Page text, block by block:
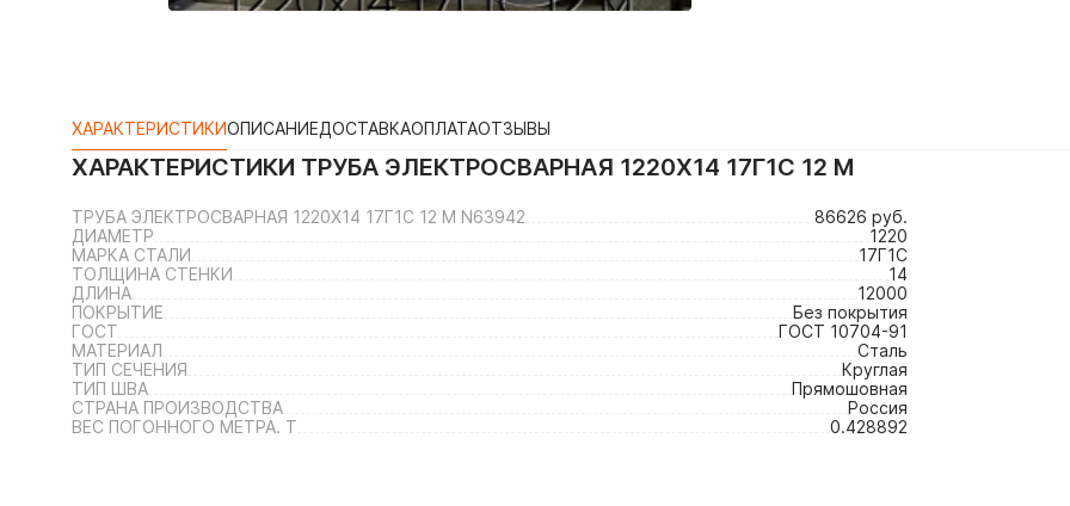
ХАРАКТЕРИСТИКИОПИСАНИЕДОСТАВКАОПЛАТАОТЗЫВЫ
ХАРАКТЕРИСТИКИ ТРУБА ЭЛЕКТРОСВАРНАЯ 1220Х14 17Г1С 12 М
ТРУБА ЭЛЕКТРОСВАРНАЯ 1220Х14 17Г1С 12 М N63942
86626 руб.
ДИАМЕТР
1220
МАРКА СТАЛИ
17Г1С
ТОЛЩИНА СТЕНКИ
14
ДЛИНА
12000
ПОКРЫТИЕ
Без покрытия
ГОСТ
ГОСТ 10704-91
МАТЕРИАЛ
Сталь
ТИП СЕЧЕНИЯ
Круглая
ТИП ШВА
Прямошовная
СТРАНА ПРОИЗВОДСТВА
Россия
ВЕС ПОГОННОГО МЕТРА. Т
0.428892